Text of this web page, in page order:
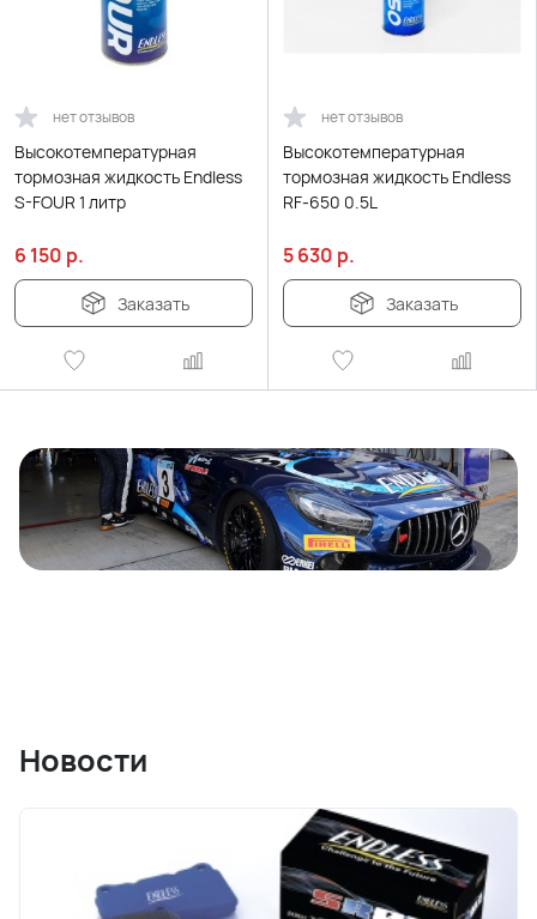
нет отзывов
Высокотемпературная
тормозная жидкость Endless
S-FOUR 1 литр
6 150 р.
Заказать
нет отзывов
Высокотемпературная
тормозная жидкость Endless
RF-650 0.5L
5 630 р.
Заказать
Новости